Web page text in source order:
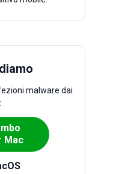
malware dai
Mac